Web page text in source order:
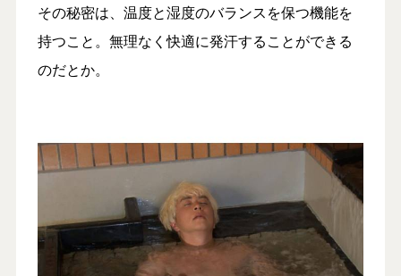
その秘密は、温度と湿度のバランスを保つ機能を
持つこと。無理なく快適に発汗することができる
のだとか。